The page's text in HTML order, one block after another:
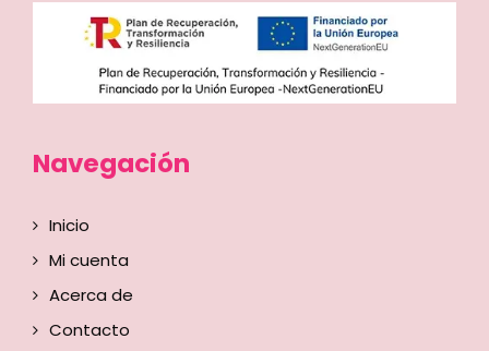
Navegación
Inicio
Mi cuenta
Acerca de
Contacto